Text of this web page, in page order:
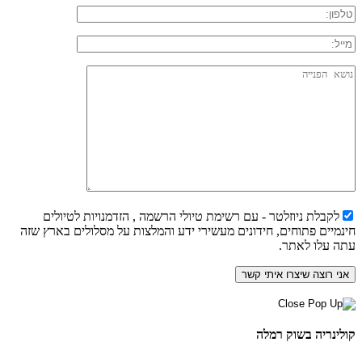
לקבלת ניוזלטר - עם רשימת טיולי הרשמה , הזדמנויות לטיולים
חינמיים פתוחים, חידונים מעשירי ידע והמלצות על מסלולים בארץ שזה
עתה עלו לאתר.
קולינריה בשוק רמלה